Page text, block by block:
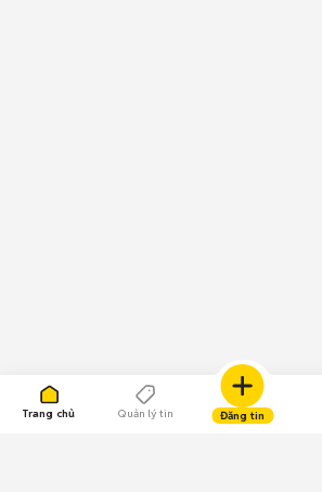
Trang chủ Quản lý tin Đăng tin